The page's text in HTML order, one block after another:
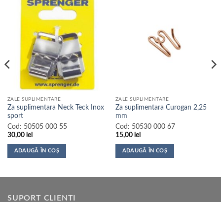
ZALE SUPLIMENTARE
Za suplimentara Neck Teck Inox
sport
Cod: 50505 000 55
30,00 lei
ADAUGĂ ÎN COȘ
ZALE SUPLIMENTARE
Za suplimentara Curogan 2,25
mm
Cod: 50530 000 67
15,00 lei
ADAUGĂ ÎN COȘ
SUPORT CLIENTI